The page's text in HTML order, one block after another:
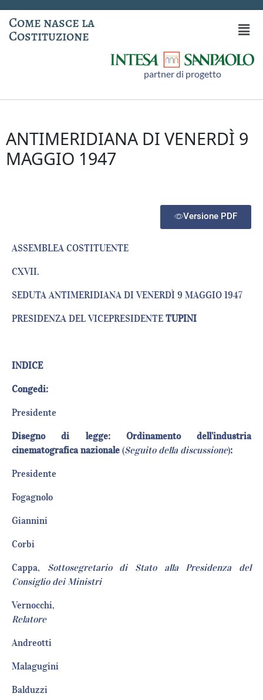
Come nasce la
Costituzione
partner di progetto
ANTIMERIDIANA DI VENERDÌ 9
MAGGIO 1947
Versione PDF
ASSEMBLEA COSTITUENTE
CXVII.
SEDUTA ANTIMERIDIANA DI VENERDÌ 9 MAGGIO 1947
PRESIDENZA DEL VICEPRESIDENTE TUPINI
INDICE
Congedi:
Disegno di legge: Ordinamento dell’industria
cinematografica nazionale (Seguito della discussione):
Cappa, Sottosegretario di Stato alla Presidenza del
Consiglio dei Ministri
Vernocchi,
Relatore